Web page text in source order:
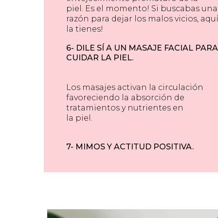
piel. Es el momento! Si buscabas una
razón para dejar los malos vicios, aquí
la tienes!
6- DILE SÍ A UN MASAJE FACIAL PARA
CUIDAR LA PIEL.
Los masajes activan la circulación
favoreciendo la absorción de
tratamientos y nutrientes en
la piel.
7- MIMOS Y ACTITUD POSITIVA.